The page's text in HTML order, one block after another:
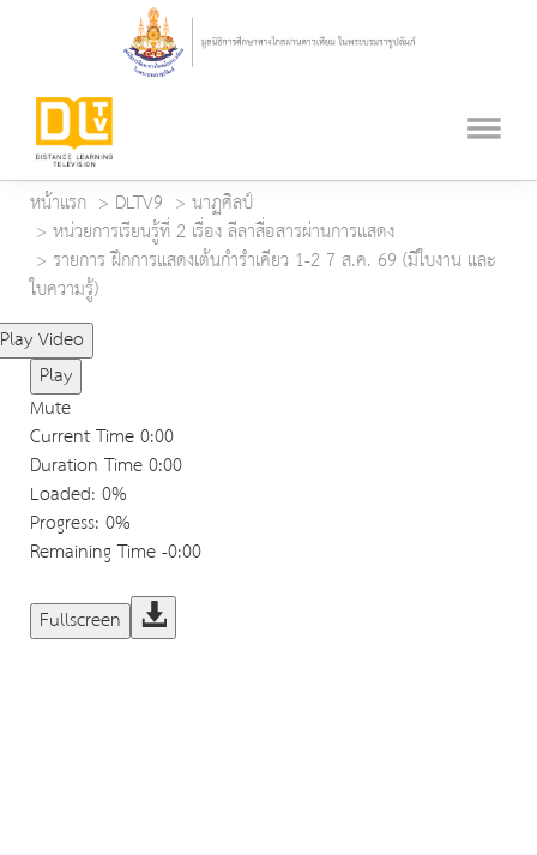
หน้าแรก DLTV9
นาฏศิลป์
หน่วยการเรียนรู้ที่ 2 เรื่อง ลีลาสื่อสารผ่านการแสดง
รายการ ฝึกการแสดงเต้นกำรำเคียว 1-2 7 ส.ค. 69 (มีใบงาน และ
ใบความรู้)
Play Video
Play
Mute
Current Time0:00
Duration Time0:00
Loaded: 0%
Progress: 0%
Remaining Time-0:00
Fullscreen